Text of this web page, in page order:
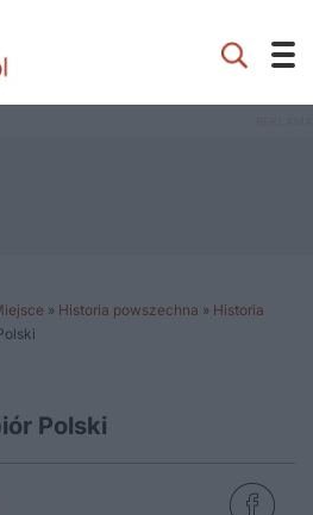
» Historia powszechna » Historia
Polski